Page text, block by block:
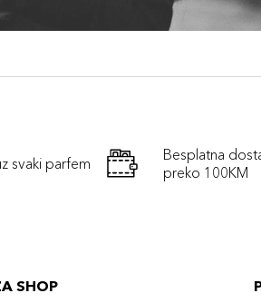
svaki parfem
Besplatna
preko 100KM
SHOP